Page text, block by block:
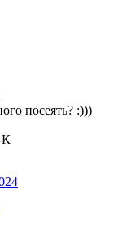
посеять? :)))
К